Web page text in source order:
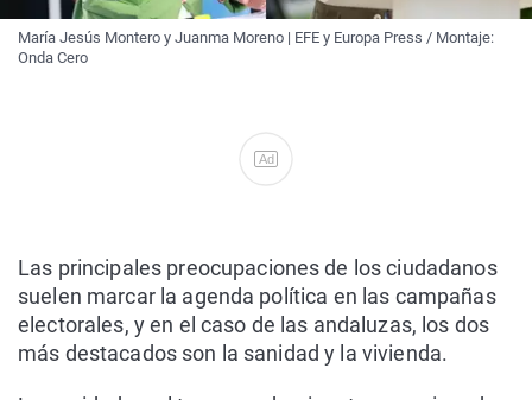
María Jesús Montero y Juanma Moreno | EFE y Europa Press / Montaje:
Onda Cero
Ad
Las principales preocupaciones de los ciudadanos
suelen marcar la agenda política en las campañas
electorales, y en el caso de las andaluzas, los dos
más destacados son la sanidad y la vivienda.